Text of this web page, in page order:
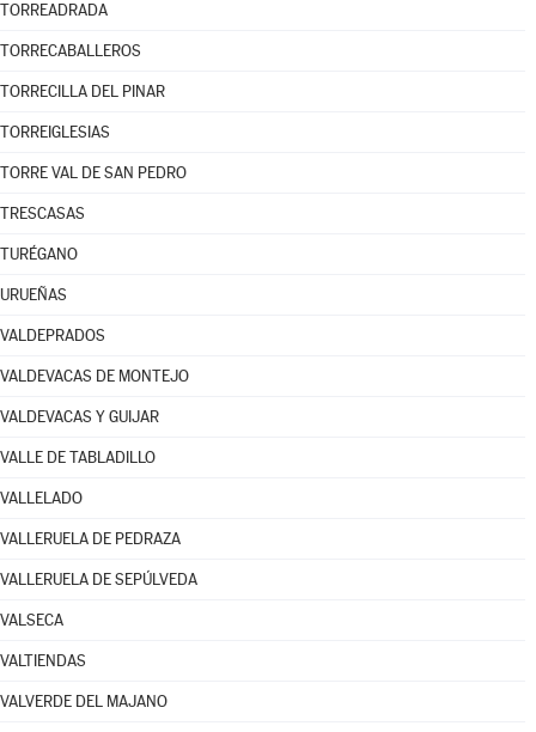
TORREADRADA
TORRECABALLEROS
TORRECILLA DEL PINAR
TORREIGLESIAS
TORRE VAL DE SAN PEDRO
TRESCASAS
TURÉGANO
URUEÑAS
VALDEPRADOS
VALDEVACAS DE MONTEJO
VALDEVACAS Y GUIJAR
VALLE DE TABLADILLO
VALLELADO
VALLERUELA DE PEDRAZA
VALLERUELA DE SEPÚLVEDA
VALSECA
VALTIENDAS
VALVERDE DEL MAJANO